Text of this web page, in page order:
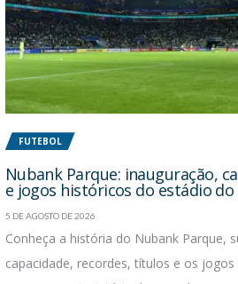
FUTEBOL
Nubank Parque: inauguração,
e jogos históricos do estádio do
5 DE AGOSTO DE 2026
Conheça a história do Nubank Parque,
capacidade, recordes, títulos e os jogos